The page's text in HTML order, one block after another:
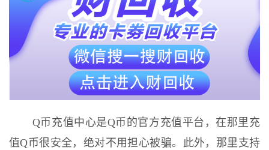
Q币充值中心是Q币的官方充值平台，在那里充
值Q币很安全，绝对不用担心被骗。此外，那里支持